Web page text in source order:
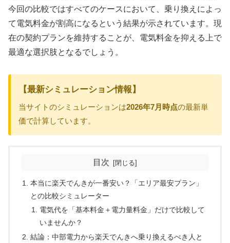
今回の比較ではすべてのケースにおいて、乗り換えによっ
て電気料金が割高になるという結果が示されています。現
在の契約プランを維持することが、電気料金を抑える上で
最適な選択肢となるでしょう。
【最新シミュレーション情報】
当サイトのシミュレーションは2026年7月時点の最新単
価で計算しています。
目次
本当に楽天でんきが一番安い？「エリア最安プラン」
との比較シミュレーター
電気代を「基本料金＋電力量料金」だけで比較して
いませんか？
結論：中部電力から楽天でんきへ乗り換えるべき人と